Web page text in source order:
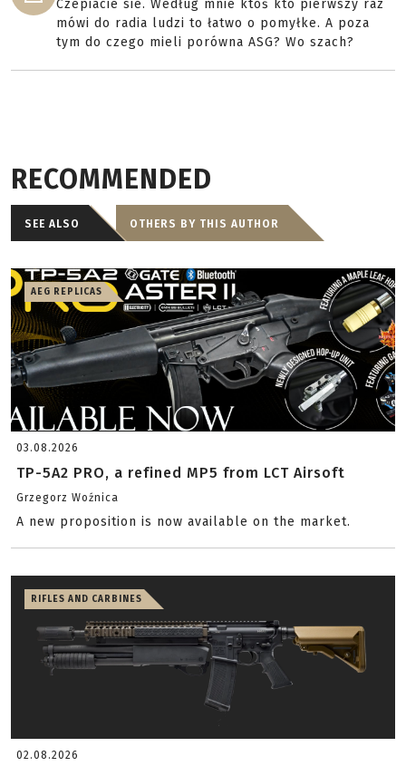
Czepiacie sie. Według mnie ktoś kto pierwszy raz
mówi do radia ludzi to łatwo o pomyłke. A poza
tym do czego mieli porówna ASG? Wo szach?
RECOMMENDED
SEE ALSO OTHERS BY THIS AUTHOR
AEG REPLICAS
03.08.2026
TP-5A2 PRO, a refined MP5 from LCT Airsoft
Grzegorz Woźnica
A new proposition is now available on the market.
RIFLES AND CARBINES
02.08.2026